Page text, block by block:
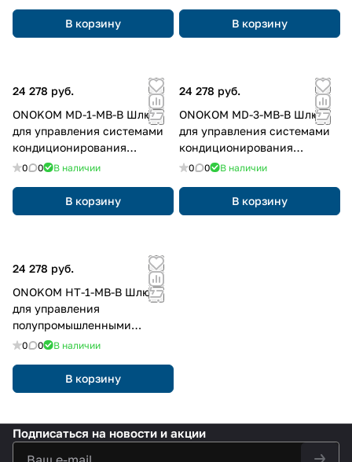
В корзину
Hisense(разъем CN18 WIRED
CON) по ModBus RTU
В корзину
24 278 руб.
ONOKOM MD-1-MB-B Шлюз
для управления системами
кондиционирования
MDV(разъем CN3 Wi-Fi на
протоколу
0 0 В наличии
В корзину
24 278 руб.
ONOKOM MD-3-MB-B Шлюз
для управления системами
кондиционирования
MDV(разъем XYE) по ModBus
0 0 В наличии
В корзину
24 278 руб.
ONOKOM HT-1-MB-B Шлюз
для управления
полупромышленными
системами
Hitachi(разъем CN7 или
CN1101) по ModBus RTU
0 0 В наличии
В корзину
Подписаться на новости и акции